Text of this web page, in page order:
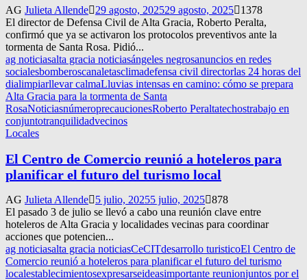
AG Julieta Allende 29 agosto, 202529 agosto, 2025
1378
El director de Defensa Civil de Alta Gracia, Roberto Peralta,
confirmó que ya se activaron los protocolos preventivos ante la
tormenta de Santa Rosa. Pidió...
ag noticiasalta gracia noticiasángeles negrosanuncios en redes
socialesbomberoscanaletasclimadefensa civil directorlas 24 horas del
dialimpiarllevar calmaLluvias intensas en camino: cómo se prepara
Alta Gracia para la tormenta de Santa
RosaNoticiasnúmeroprecaucionesRoberto Peraltatechostrabajo en
conjuntotranquilidadvecinos
Locales
El Centro de Comercio reunió a hoteleros para
planificar el futuro del turismo local
AG Julieta Allende 5 julio, 20255 julio, 2025 878
El pasado 3 de julio se llevó a cabo una reunión clave entre
hoteleros de Alta Gracia y localidades vecinas para coordinar
acciones que potencien...
ag noticiasalta gracia noticiasCeCITdesarrollo turisticoEl Centro de
Comercio reunió a hoteleros para planificar el futuro del turismo
localestablecimientosexpresarseideasimportante reunionjuntos por el